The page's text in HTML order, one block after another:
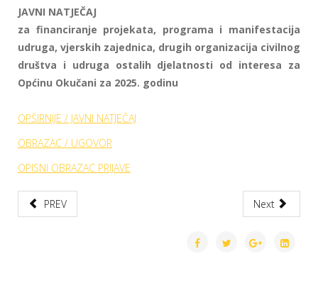
JAVNI NATJEČAJ
za financiranje projekata, programa i manifestacija
udruga, vjerskih zajednica, drugih organizacija civilnog
društva i udruga ostalih djelatnosti od interesa za
Općinu Okučani za 2025. godinu
OPŠIRNIJE / JAVNI NATJEČAJ
OBRAZAC / UGOVOR
OPISNI OBRAZAC PRIJAVE
PREV Next